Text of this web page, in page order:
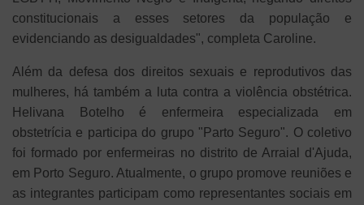
constitucionais a esses setores da população e
evidenciando as desigualdades", completa Caroline.
Além da defesa dos direitos sexuais e reprodutivos das
mulheres, há também a luta contra a violência obstétrica.
Helivana Botelho é enfermeira especializada em
obstetrícia e participa do grupo "Parto Seguro". O coletivo
foi formado por enfermeiras no distrito de Arraial d'Ajuda,
em Porto Seguro. Atualmente, o grupo promove reuniões e
as integrantes participam como representantes sociais em